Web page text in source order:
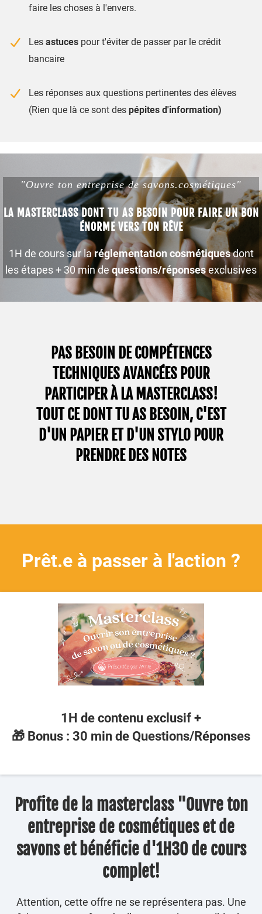
faire les choses à l'envers.
Les astuces pour t'éviter de passer par le crédit
bancaire
Les réponses aux questions pertinentes des élèves
(Rien que là ce sont des pépites d'information)
"Ouvre ton entreprise de savons.cosmétiques"
LA MASTERCLASS DONT TU AS BESOIN POUR FAIRE UN BON
ÉNORME VERS TON RÊVE
1H de cours sur laréglementation cosmétiquesdont
les étapes + 30 min dequestions/réponsesexclusives
PAS BESOIN DE COMPÉTENCES
TECHNIQUES AVANCÉES POUR
PARTICIPER À LA MASTERCLASS!
TOUT CE DONT TU AS BESOIN, C'EST
D'UN PAPIER ET D'UN STYLO POUR
PRENDRE DES NOTES
Prêt.e à passer à l'action ?
1H de contenu exclusif +
🎁 Bonus : 30 min de Questions/Réponses
Profite de la masterclass "Ouvre ton
entreprise de cosmétiques et de
savons et bénéficie d'1H30 de cours
complet!
Attention, cette offre ne se représentera pas. Une